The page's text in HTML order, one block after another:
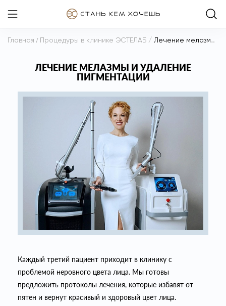
Главная / Процедуры в клинике ЭСТЕЛАБ / Лечение мелазмы и удаление пигментации
ЛЕЧЕНИЕ МЕЛАЗМЫ И УДАЛЕНИЕ
ПИГМЕНТАЦИИ
Каждый третий пациент приходит в клинику с
проблемой неровного цвета лица. Мы готовы
предложить протоколы лечения, которые избавят от
пятен и вернут красивый и здоровый цвет лица.